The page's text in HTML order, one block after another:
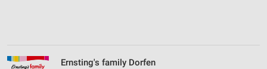
Ernsting's family Dorfen